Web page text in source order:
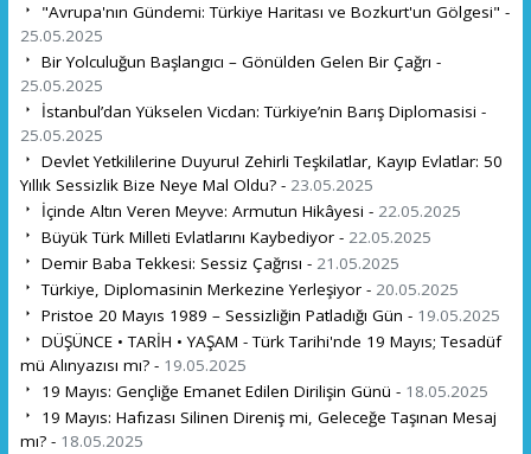
"Avrupa'nın Gündemi: Türkiye Haritası ve Bozkurt'un Gölgesi" -
25.05.2025
Bir Yolculuğun Başlangıcı – Gönülden Gelen Bir Çağrı -
25.05.2025
İstanbul’dan Yükselen Vicdan: Türkiye’nin Barış Diplomasisi -
25.05.2025
Devlet Yetkililerine Duyuru! Zehirli Teşkilatlar, Kayıp Evlatlar: 50
Yıllık Sessizlik Bize Neye Mal Oldu? - 23.05.2025
İçinde Altın Veren Meyve: Armutun Hikâyesi - 22.05.2025
Büyük Türk Milleti Evlatlarını Kaybediyor - 22.05.2025
Demir Baba Tekkesi: Sessiz Çağrısı - 21.05.2025
Türkiye, Diplomasinin Merkezine Yerleşiyor - 20.05.2025
Pristoe 20 Mayıs 1989 – Sessizliğin Patladığı Gün - 19.05.2025
DÜŞÜNCE • TARİH • YAŞAM - Türk Tarihi'nde 19 Mayıs; Tesadüf
mü Alınyazısı mı? - 19.05.2025
19 Mayıs: Gençliğe Emanet Edilen Dirilişin Günü - 18.05.2025
19 Mayıs: Hafızası Silinen Direniş mi, Geleceğe Taşınan Mesaj
mı? - 18.05.2025